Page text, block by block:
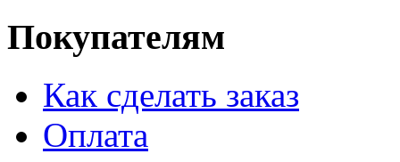
Покупателям
Как сделать заказ
Оплата